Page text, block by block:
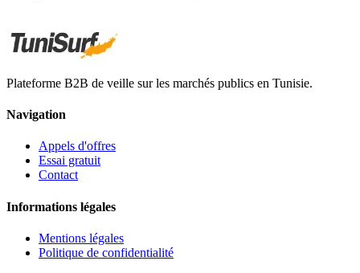
Plateforme B2B de veille sur les marchés publics en Tunisie.
Navigation
Appels d'offres
Essai gratuit
Contact
Informations légales
Mentions légales
Politique de confidentialité